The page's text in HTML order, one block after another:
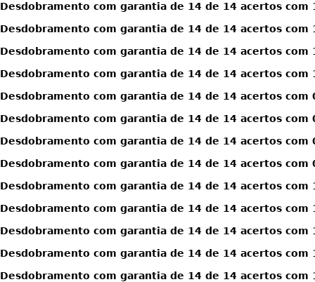
Desdobramento com garantia de 14 de 14 acertos com
Desdobramento com garantia de 14 de 14 acertos com
Desdobramento com garantia de 14 de 14 acertos com
Desdobramento com garantia de 14 de 14 acertos com
Desdobramento com garantia de 14 de 14 acertos com
Desdobramento com garantia de 14 de 14 acertos com
Desdobramento com garantia de 14 de 14 acertos com
Desdobramento com garantia de 14 de 14 acertos com
Desdobramento com garantia de 14 de 14 acertos com
Desdobramento com garantia de 14 de 14 acertos com
Desdobramento com garantia de 14 de 14 acertos com
Desdobramento com garantia de 14 de 14 acertos com
Desdobramento com garantia de 14 de 14 acertos com